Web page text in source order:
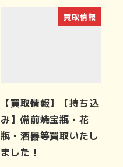
買取情報
【買取情報】【持ち込
み】備前焼宝瓶・花
瓶・酒器等買取いたし
ました！